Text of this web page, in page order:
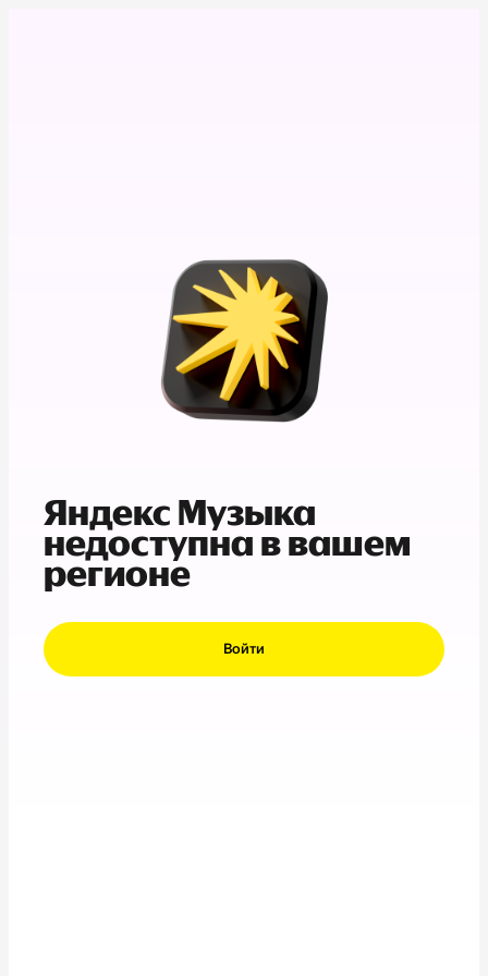
Яндекс Музыка
недоступна в вашем
регионе
Войти